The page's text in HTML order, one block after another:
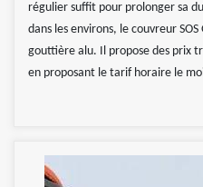
régulier suffit pour prolonger sa
dans les environs, le couvreur
gouttière alu. Il propose des prix
en proposant le tarif horaire le